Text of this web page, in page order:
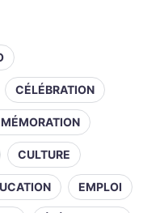
CÉLÉBRATION
CULTURE
EMPLOI